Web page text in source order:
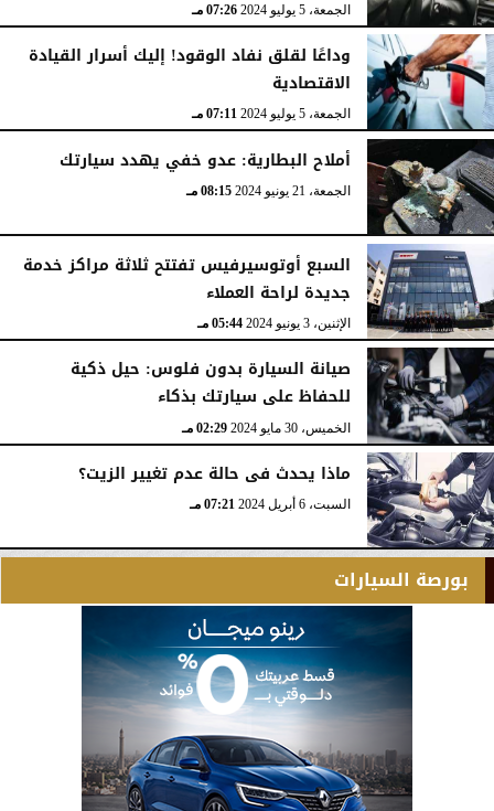
الجمعة، 5 يوليو 2024 07:26 مـ
وداعًا لقلق نفاد الوقود! إليك أسرار القيادة
الاقتصادية
الجمعة، 5 يوليو 2024 07:11 مـ
أملاح البطارية: عدو خفي يهدد سيارتك
الجمعة، 21 يونيو 2024 08:15 مـ
السبع أوتوسيرفيس تفتتح ثلاثة مراكز خدمة
جديدة لراحة العملاء
الإثنين، 3 يونيو 2024 05:44 مـ
صيانة السيارة بدون فلوس: حيل ذكية
للحفاظ على سيارتك بذكاء
الخميس، 30 مايو 2024 02:29 مـ
ماذا يحدث فى حالة عدم تغيير الزيت؟
السبت، 6 أبريل 2024 07:21 مـ
بورصة السيارات